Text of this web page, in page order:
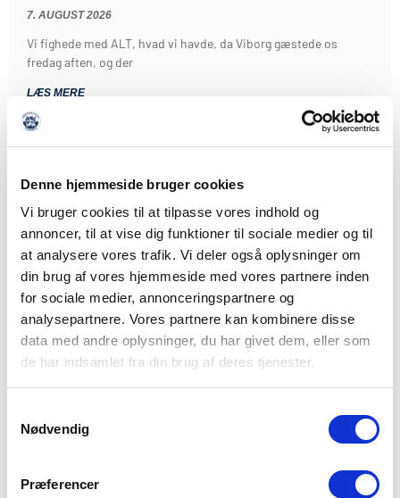
Denne hjemmeside bruger cookies
Vi bruger cookies til at tilpasse vores indhold og
annoncer, til at vise dig funktioner til sociale medier og til
at analysere vores trafik. Vi deler også oplysninger om
din brug af vores hjemmeside med vores partnere inden
for sociale medier, annonceringspartnere og
analysepartnere. Vores partnere kan kombinere disse
data med andre oplysninger, du har givet dem, eller som
de har indsamlet fra din brug af deres tjenester.
Nødvendig
Præferencer
7. AUGUST 2026
Vi fighede med ALT, hvad vi havde, da Viborg gæstede os
fredag aften, og der
LÆS MERE